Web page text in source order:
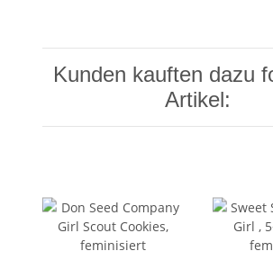
Kunden kauften dazu
Artikel: